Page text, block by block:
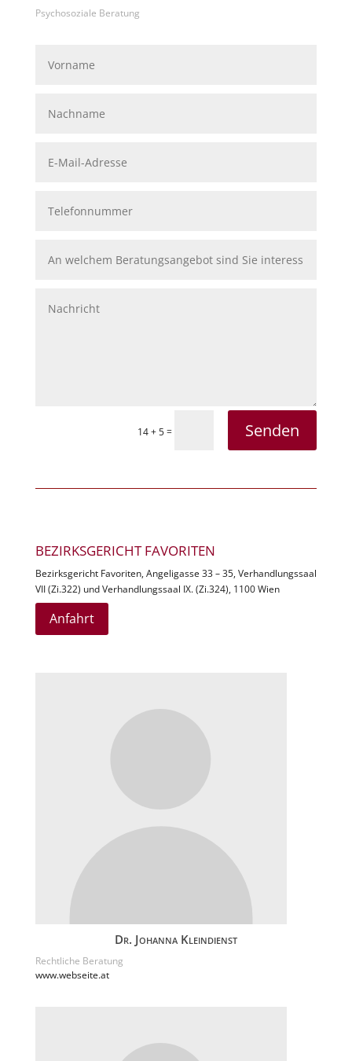
Psychosoziale Beratung
14 + 5= Senden
BEZIRKSGERICHT FAVORITEN
Bezirksgericht Favoriten, Angeligasse 33 – 35, Verhandlungssaal
VII (Zi.322) und Verhandlungssaal IX. (Zi.324), 1100 Wien
Anfahrt
Dr. Johanna Kleindienst
Rechtliche Beratung
www.webseite.at